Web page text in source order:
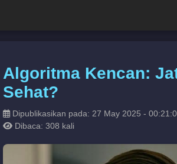
Algoritma Kencan:
Sehat?
Dipublikasikan pada: 27 May 2025 -
Dibaca: 308 kali